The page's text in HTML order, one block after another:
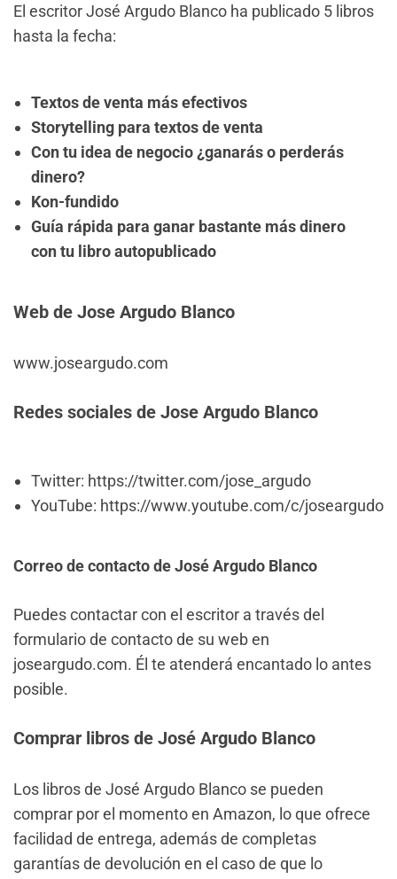
El escritor José Argudo Blanco ha publicado 5 libros
hasta la fecha:
Textos de venta más efectivos
Storytelling para textos de venta
Con tu idea de negocio ¿ganarás o perderás
dinero?
Kon-fundido
Guía rápida para ganar bastante más dinero
con tu libro autopublicado
Web de Jose Argudo Blanco
www.joseargudo.com
Redes sociales de Jose Argudo Blanco
Twitter: https://twitter.com/jose_argudo
YouTube: https://www.youtube.com/c/joseargudo
Correo de contacto de José Argudo Blanco
Puedes contactar con el escritor a través del
formulario de contacto de su web en
joseargudo.com. Él te atenderá encantado lo antes
posible.
Comprar libros de José Argudo Blanco
Los libros de José Argudo Blanco se pueden
comprar por el momento en Amazon, lo que ofrece
facilidad de entrega, además de completas
garantías de devolución en el caso de que lo